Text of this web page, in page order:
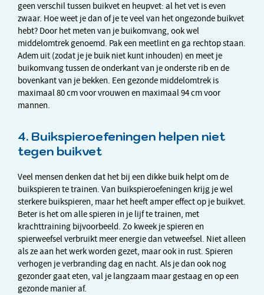
geen verschil tussen buikvet en heupvet: al het vet is even
zwaar. Hoe weet je dan of je te veel van het ongezonde buikvet
hebt? Door het meten van je buikomvang, ook wel
middelomtrek genoemd. Pak een meetlint en ga rechtop staan.
Adem uit (zodat je je buik niet kunt inhouden) en meet je
buikomvang tussen de onderkant van je onderste rib en de
bovenkant van je bekken. Een gezonde middelomtrek is
maximaal 80 cm voor vrouwen en maximaal 94 cm voor
mannen.
4. Buikspieroefeningen helpen niet
tegen buikvet
Veel mensen denken dat het bij een dikke buik helpt om de
buikspieren te trainen. Van buikspieroefeningen krijg je wel
sterkere buikspieren, maar het heeft amper effect op je buikvet.
Beter is het om alle spieren in je lijf te trainen, met
krachttraining bijvoorbeeld. Zo kweek je spieren en
spierweefsel verbruikt meer energie dan vetweefsel. Niet alleen
als ze aan het werk worden gezet, maar ook in rust. Spieren
verhogen je verbranding dag en nacht. Als je dan ook nog
gezonder gaat eten, val je langzaam maar gestaag en op een
gezonde manier af.